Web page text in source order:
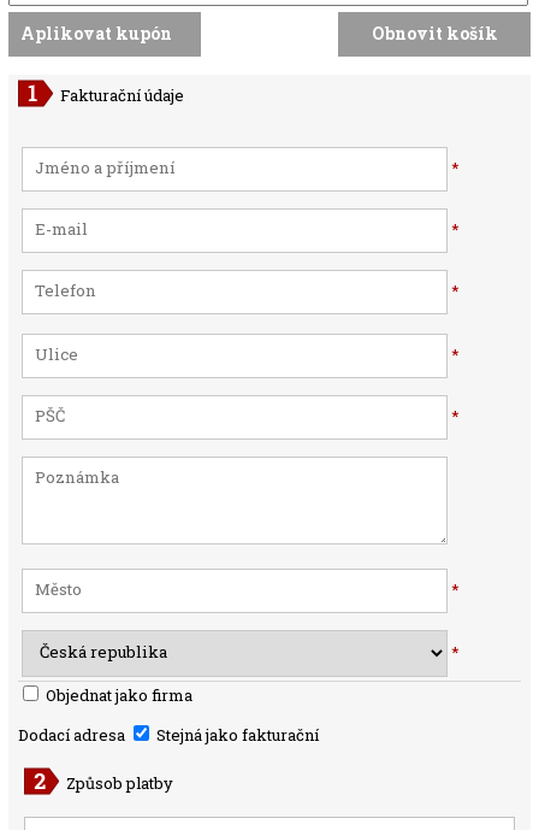
Fakturační údaje
*
*
*
*
*
*
*
Objednat jako firma
Dodací adresa
Stejná jako fakturační
Způsob platby